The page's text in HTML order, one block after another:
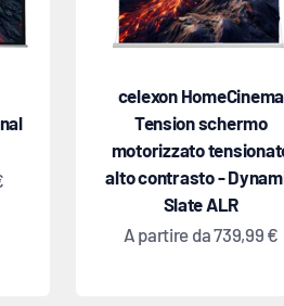
celexon HomeCinema
Tension schermo
motorizzato
alto contrasto -
Slate ALR
Prezzo scontato
A partire da739,99 €